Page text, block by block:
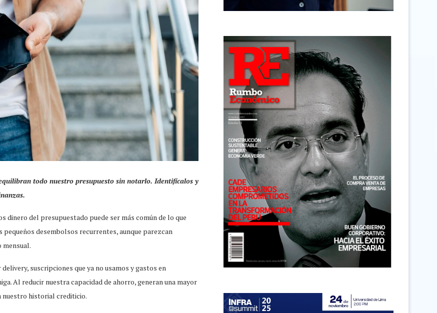
todo nuestro presupuesto sin notarlo. Identifícalos y
dinero del presupuestado puede ser más común de lo que
pequeños desembolsos recurrentes, aunque parezcan
mensual.
suscripciones que ya no usamos y gastos en
Al reducir nuestra capacidad de ahorro, generan una mayor
nuestro historial crediticio.